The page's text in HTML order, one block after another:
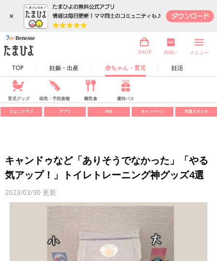
×
TOP 妊娠・出産 赤ちゃん・育児 妊活
SHOP 内祝い メニュー
育児グッズ 病気・予防接種 離乳食 優待パス
ひよこクラブ アプリ SNS キャンペーン 写真スタジオ
キャンドゥなど「ありそうでなかった」「やる
気アップ！」トイレトレーニング神グッズ4選
2023/03/30 更新